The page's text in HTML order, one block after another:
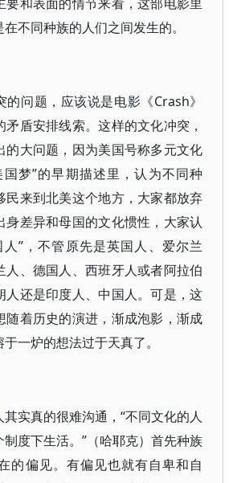
不同种族的人们之间发生的。
的问题，应该说是电影《Crash》
盾安排线索。这样的文化冲突，
的大问题，因为美国号称多元文化
梦”的早期描述里，认为不同种
民来到北美这个地方，大家都放弃
身差异和母国的文化惯性，大家认
”，不管原先是英国人、爱尔兰
人、德国人、西班牙人或者阿拉伯
人还是印度人、中国人。可是，这
随着历史的演进，渐成泡影，渐成
一炉的想法过于天真了。
实真的很难沟通，“不同文化的人
度下生活。”（哈耶克）首先种族
的偏见。有偏见也就有自卑和自